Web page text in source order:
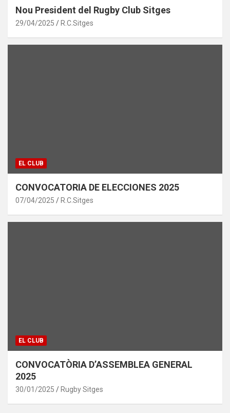
Nou President del Rugby Club Sitges
29/04/2025 R.C.Sitges
EL CLUB
CONVOCATORIA DE ELECCIONES 2025
07/04/2025 R.C.Sitges
EL CLUB
CONVOCATÒRIA D’ASSEMBLEA GENERAL
2025
30/01/2025 Rugby Sitges